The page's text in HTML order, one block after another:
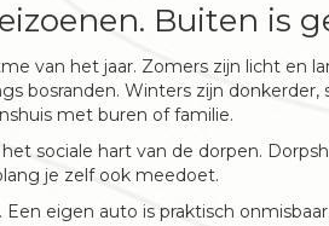
Buiten is
van het jaar. Zomers zijn licht en
bosranden. Winters zijn
met buren of familie.
sociale hart van de dorpen.
je zelf ook meedoet.
Een eigen auto is praktisch